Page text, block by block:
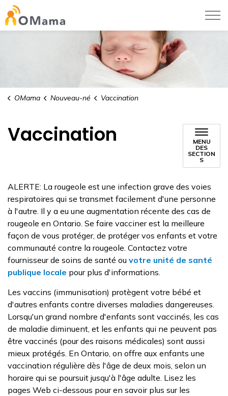
Centre hospitalier pour enfants de l’est de
OMama Nouveau-né Vaccination
Vaccination
MENU
DES
SECTION
S
ALERTE: La rougeole est une infection grave des voies
respiratoires qui se transmet facilement d'une personne
à l'autre. Il y a eu une augmentation récente des cas de
rougeole en Ontario. Se faire vacciner est la meilleure
façon de vous protéger, de protéger vos enfants et votre
communauté contre la rougeole. Contactez votre
fournisseur de soins de santé ou votre unité de santé
publique locale pour plus d'informations.
Les vaccins (immunisation) protègent votre bébé et
d'autres enfants contre diverses maladies dangereuses.
Lorsqu'un grand nombre d'enfants sont vaccinés, les cas
de maladie diminuent, et les enfants qui ne peuvent pas
être vaccinés (pour des raisons médicales) sont aussi
mieux protégés. En Ontario, on offre aux enfants une
vaccination régulière dès l'âge de deux mois, selon un
horaire qui se poursuit jusqu'à l'âge adulte. Lisez les
pages Web ci-dessous pour en savoir plus sur les